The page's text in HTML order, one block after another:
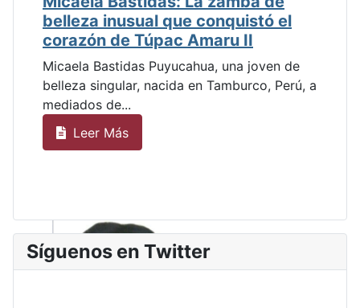
belleza inusual que conquistó el
corazón de Túpac Amaru II
Micaela Bastidas Puyucahua, una joven de
belleza singular, nacida en Tamburco, Perú, a
mediados de...
Leer Más
Síguenos en Twitter